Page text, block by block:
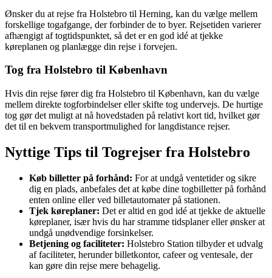
Ønsker du at rejse fra Holstebro til Herning, kan du vælge mellem
forskellige togafgange, der forbinder de to byer. Rejsetiden varierer
afhængigt af togtidspunktet, så det er en god idé at tjekke
køreplanen og planlægge din rejse i forvejen.
Tog fra Holstebro til København
Hvis din rejse fører dig fra Holstebro til København, kan du vælge
mellem direkte togforbindelser eller skifte tog undervejs. De hurtige
tog gør det muligt at nå hovedstaden på relativt kort tid, hvilket gør
det til en bekvem transportmulighed for langdistance rejser.
Nyttige Tips til Togrejser fra Holstebro
Køb billetter på forhånd: For at undgå ventetider og sikre
dig en plads, anbefales det at købe dine togbilletter på forhånd
enten online eller ved billetautomater på stationen.
Tjek køreplaner: Det er altid en god idé at tjekke de aktuelle
køreplaner, især hvis du har stramme tidsplaner eller ønsker at
undgå unødvendige forsinkelser.
Betjening og faciliteter: Holstebro Station tilbyder et udvalg
af faciliteter, herunder billetkontor, cafeer og ventesale, der
kan gøre din rejse mere behagelig.